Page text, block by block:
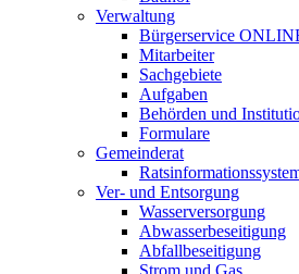
Verwaltung
Bürgerservice
Mitarbeiter
Sachgebiete
Aufgaben
Behörden und
Formulare
Gemeinderat
Ver- und Entsorgung
Wasserversorgung
Abwasserbeseitigung
Abfallbeseitigung
Strom und Gas